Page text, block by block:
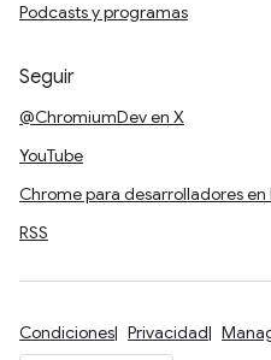
Podcasts y programas
Seguir
@ChromiumDev en X
YouTube
Chrome para desarrolladores en
RSS
Condiciones Privacidad